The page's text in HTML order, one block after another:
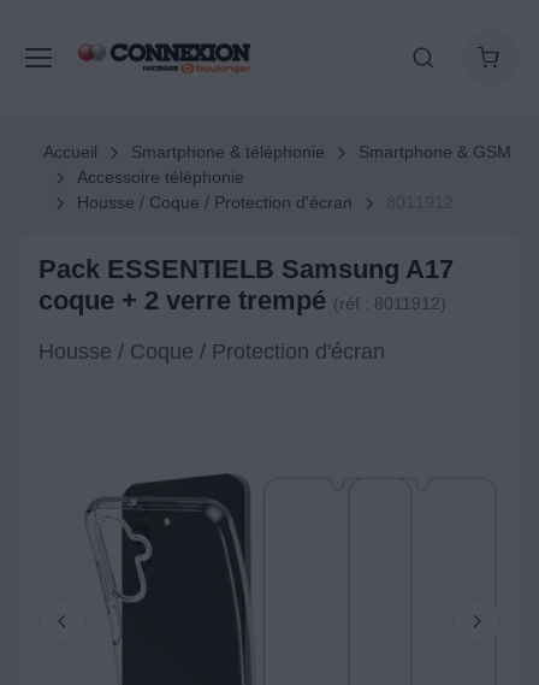
Accueil Smartphone & téléphonie
Smartphone & GSM
Accessoire téléphonie
Housse / Coque / Protection d'écran
Pack ESSENTIELB Samsung A17
coque + 2 verre trempé (réf : 8011912)
Housse / Coque / Protection d'écran